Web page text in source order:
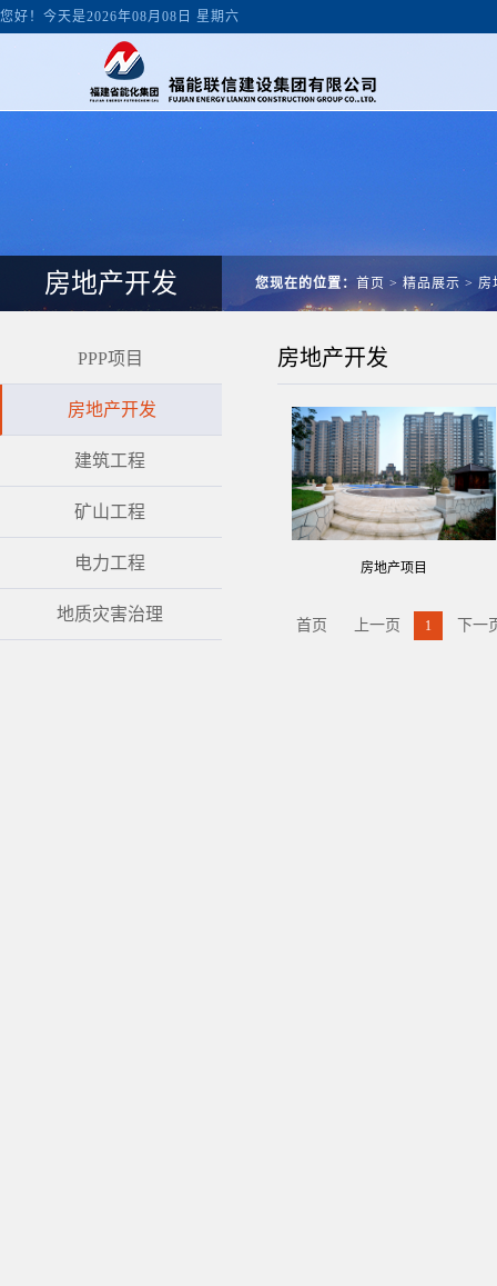
您好！今天是2026年08月08日 星期六
房地产开发 您现在的位置： 首页 > 精品展示 > 房
PPP项目
房地产开发
建筑工程
矿山工程
电力工程
地质灾害治理
房地产开发
房地产项目
首页 上一页 1 下一